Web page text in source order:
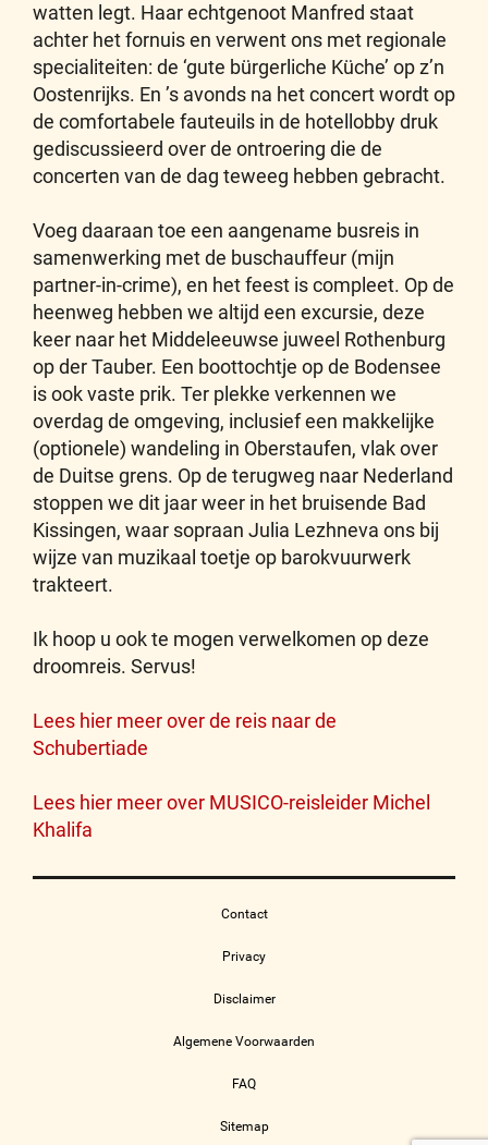
watten legt. Haar echtgenoot Manfred staat
achter het fornuis en verwent ons met regionale
specialiteiten: de ‘gute bürgerliche Küche’ op z’n
Oostenrijks. En ’s avonds na het concert wordt op
de comfortabele fauteuils in de hotellobby druk
gediscussieerd over de ontroering die de
concerten van de dag teweeg hebben gebracht.
Voeg daaraan toe een aangename busreis in
samenwerking met de buschauffeur (mijn
partner-in-crime), en het feest is compleet. Op de
heenweg hebben we altijd een excursie, deze
keer naar het Middeleeuwse juweel Rothenburg
op der Tauber. Een boottochtje op de Bodensee
is ook vaste prik. Ter plekke verkennen we
overdag de omgeving, inclusief een makkelijke
(optionele) wandeling in Oberstaufen, vlak over
de Duitse grens. Op de terugweg naar Nederland
stoppen we dit jaar weer in het bruisende Bad
Kissingen, waar sopraan Julia Lezhneva ons bij
wijze van muzikaal toetje op barokvuurwerk
trakteert.
Ik hoop u ook te mogen verwelkomen op deze
droomreis. Servus!
Lees hier meer over de reis naar de
Schubertiade
Lees hier meer over MUSICO-reisleider Michel
Khalifa
Contact
Privacy
Disclaimer
Algemene Voorwaarden
FAQ
Sitemap